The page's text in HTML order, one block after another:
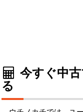
今すぐ中
る